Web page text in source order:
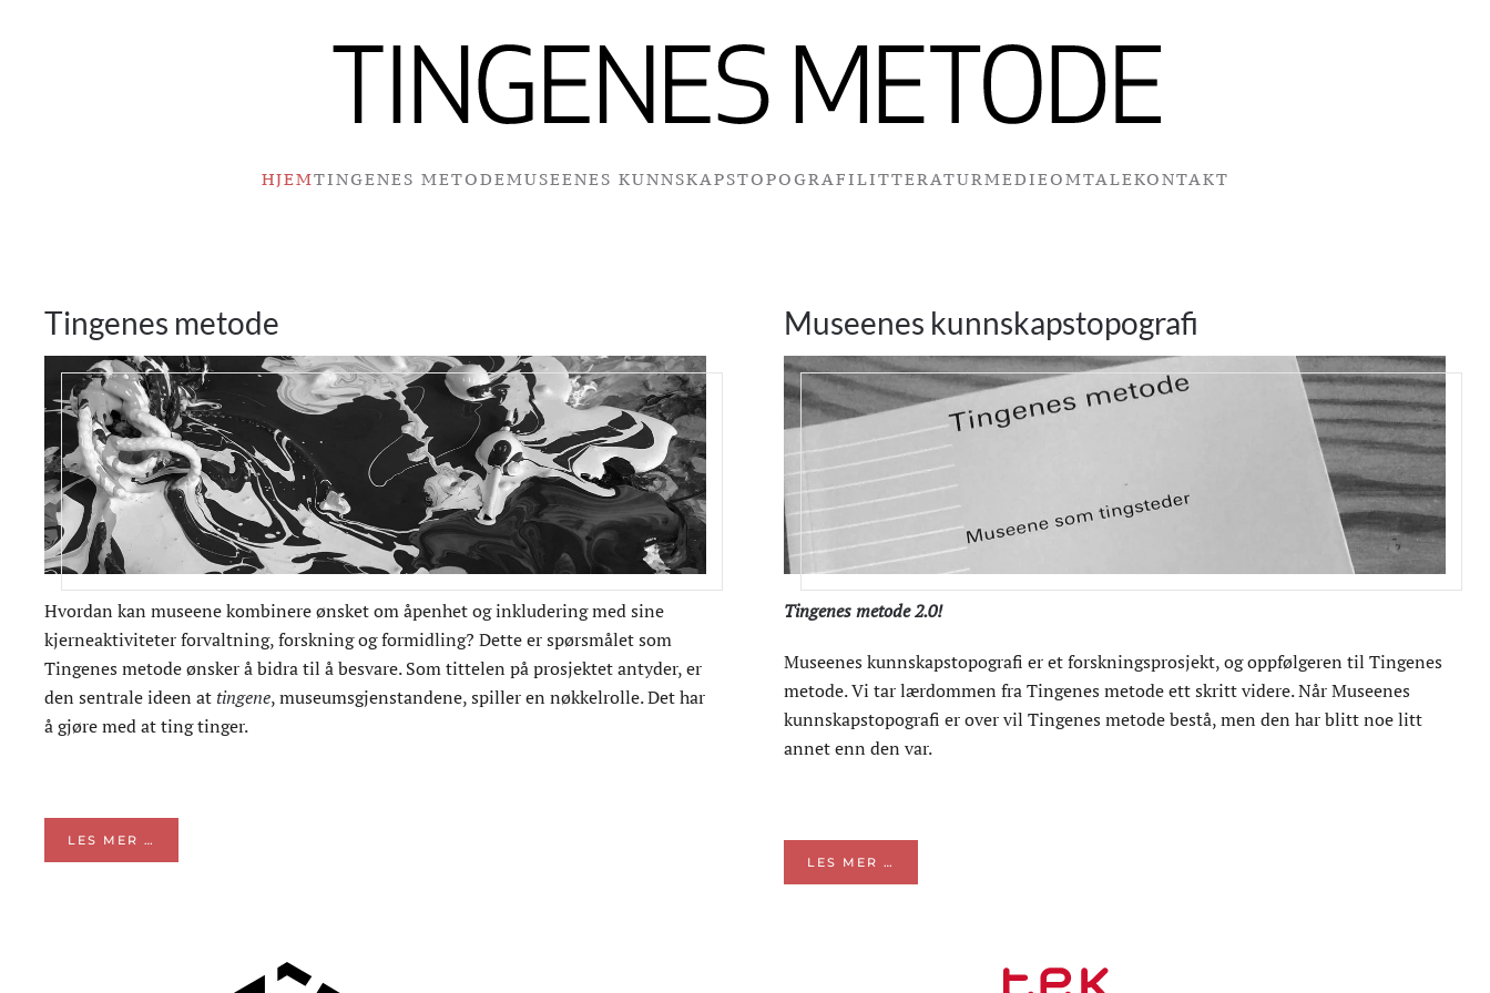
HJEMTINGENES METODEMUSEENES KUNNSKAPSTOPOGRAFILITTERATURMEDIEOMTALEKONTAKT
Tingenes metode
Hvordan kan museene kombinere ønsket om åpenhet og inkludering med sine
kjerneaktiviteter forvaltning, forskning og formidling? Dette er spørsmålet som
Tingenes metode ønsker å bidra til å besvare. Som tittelen på prosjektet antyder, er
den sentrale ideen at tingene, museumsgjenstandene, spiller en nøkkelrolle. Det har
å gjøre med at ting tinger.
LES MER …
Museenes kunnskapstopografi
Tingenes metode 2.0!
Museenes kunnskapstopografi er et forskningsprosjekt, og oppfølgeren til Tingenes
metode. Vi tar lærdommen fra Tingenes metode ett skritt videre. Når Museenes
kunnskapstopografi er over vil Tingenes metode bestå, men den har blitt noe litt
annet enn den var.
LES MER …